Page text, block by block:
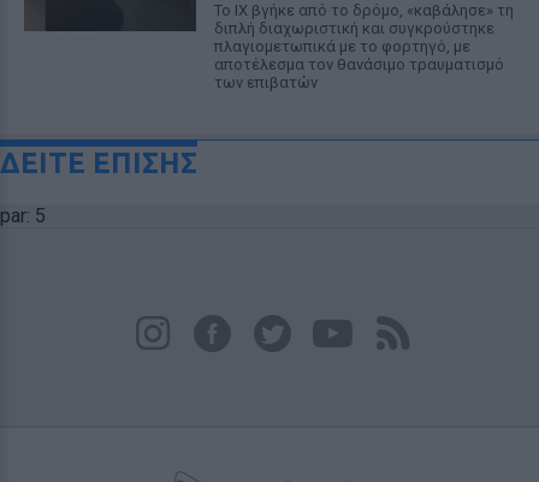
Το ΙΧ βγήκε από το δρόμο, «καβάλησε» τη
διπλή διαχωριστική και συγκρούστηκε
πλαγιομετωπικά με το φορτηγό, με
αποτέλεσμα τον θανάσιμο τραυματισμό
των επιβατών
ΔΕΙΤΕ ΕΠΙΣΗΣ
par: 5